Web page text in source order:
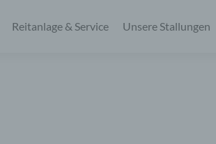
Inhalt
Reitanlage & Service Unsere Stallungen